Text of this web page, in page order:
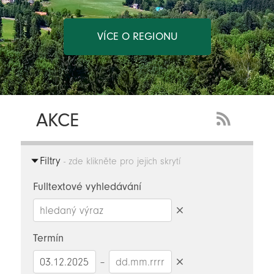
VÍCE O REGIONU
AKCE
Feed
Filtry- zde klikněte pro jejich skrytí
Fulltextové vyhledávání
Termín
–